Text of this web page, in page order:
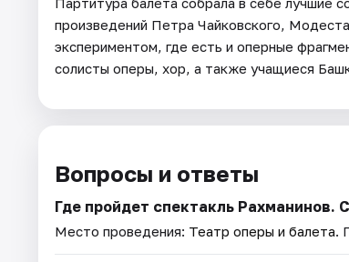
произведений Петра Чайковского,
экспериментом, где есть и оперные
солисты оперы, хор, а также учащиеся
Вопросы и ответы
Где пройдет спектакль Рахманинов.
Место проведения: Театр оперы и балета.